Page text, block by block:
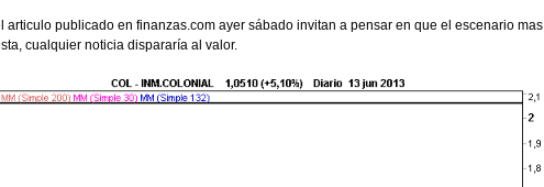
articulo publicado en finanzas.com ayer sábado invitan a pensar en que el escenario mas
cualquier noticia dispararía al valor.